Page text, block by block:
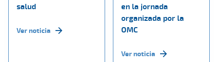
salud
Ver noticia
en la jornada
organizada por la
OMC
Ver noticia